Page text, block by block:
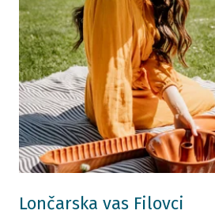
Lončarska vas Filovci